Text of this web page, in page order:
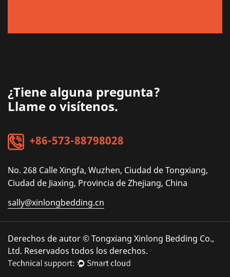
¿Tiene alguna pregunta?
Llame o visítenos.
+86-573-88798028
No. 268 Calle Xingfa, Wuzhen, Ciudad de Tongxiang,
Ciudad de Jiaxing, Provincia de Zhejiang, China
sally@xinlongbedding.cn
Derechos de autor © Tongxiang Xinlong Bedding Co.,
Ltd. Reservados todos los derechos.